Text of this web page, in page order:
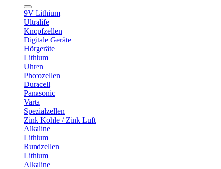
9V Lithium
Ultralife
Knopfzellen
Digitale Geräte
Hörgeräte
Lithium
Uhren
Photozellen
Duracell
Panasonic
Varta
Spezialzellen
Zink Kohle / Zink Luft
Alkaline
Lithium
Rundzellen
Lithium
Alkaline